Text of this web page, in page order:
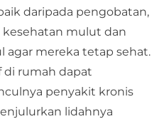
daripada pengobatan,
mulut dan
agar mereka tetap sehat.
di rumah dapat
penyakit kronis
lidahnya